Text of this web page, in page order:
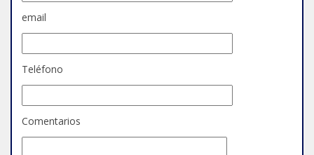
email
Teléfono
Comentarios